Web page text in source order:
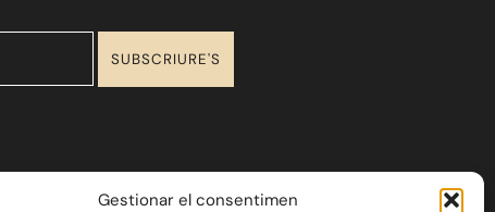
Gestionar el consentimen